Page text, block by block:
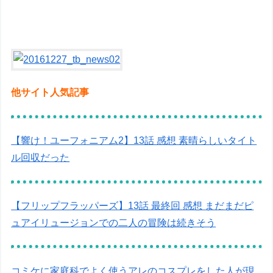
他サイト人気記事
【響け！ユーフォニアム2】13話 感想 素晴らしいタイト
ル回収だった
【フリップフラッパーズ】13話 最終回 感想 まだまだピ
ュアイリュージョンでの二人の冒険は続きそう
コミケに家庭科でよく使うアレのコスプレをした人が現